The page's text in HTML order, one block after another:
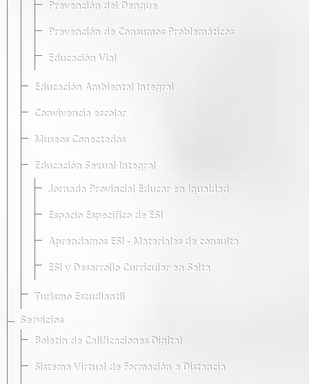
Prevención del Dengue
Prevención de Consumos Problemáticos
Educación Vial
Educación Ambiental Integral
Convivencia escolar
Museos Conectados
Educación Sexual Integral
Jornada Provincial Educar en Igualdad
Espacio Específico de ESI
Aprendamos ESI - Materiales de consulta
ESI y Desarrollo Curricular en Salta
Turismo Estudiantil
Servicios
Boletín de Calificaciones Digital
Sistema Virtual de Formación a Distancia